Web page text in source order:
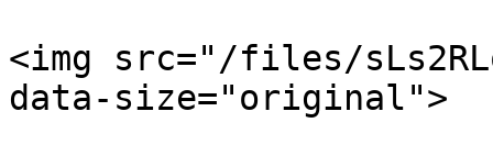
<img src="/files/
data-size="original">